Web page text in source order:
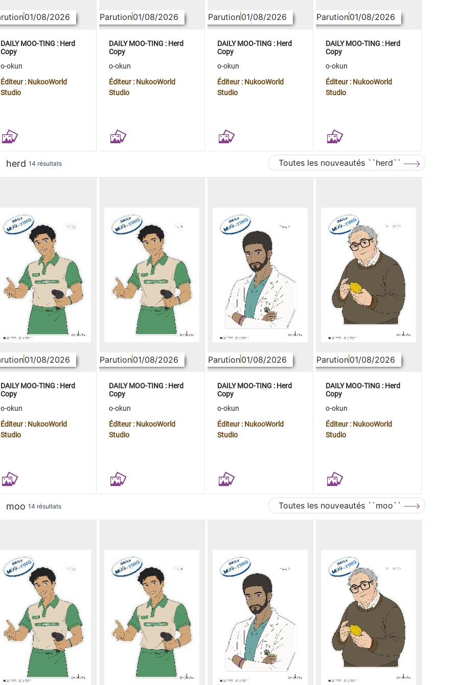
01/08/2026
DAILY MOO-TING : Herd
Copy
o-okun
Éditeur : NukooWorld
Studio
Parution01/08/2026
DAILY MOO-TING : Herd
Copy
o-okun
Éditeur : NukooWorld
Studio
Parution01/08/2026
DAILY MOO-TING : Herd
Copy
o-okun
Éditeur : NukooWorld
Studio
Parution01/08/2026
DAILY MOO-TING : Herd
Copy
o-okun
Éditeur : NukooWorld
Studio
herd 14 résultats Toutes les nouveautés ``herd``
01/08/2026
DAILY MOO-TING : Herd
Copy
o-okun
Éditeur : NukooWorld
Studio
Parution01/08/2026
DAILY MOO-TING : Herd
Copy
o-okun
Éditeur : NukooWorld
Studio
Parution01/08/2026
DAILY MOO-TING : Herd
Copy
o-okun
Éditeur : NukooWorld
Studio
Parution01/08/2026
DAILY MOO-TING : Herd
Copy
o-okun
Éditeur : NukooWorld
Studio
moo 14 résultats Toutes les nouveautés ``moo``